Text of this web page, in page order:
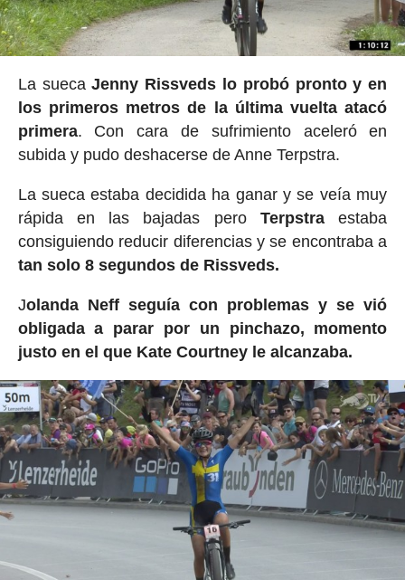
La suecaJenny Rissveds lo probó pronto y en
los primeros metros de la última vuelta atacó
primera. Con cara de sufrimiento aceleró en
subida y pudo deshacerse de Anne Terpstra.
La sueca estaba decidida ha ganar y se veía muy
rápida en las bajadas peroTerpstra estaba
consiguiendo reducir diferencias y se encontraba a
tan solo 8 segundos de Rissveds.
Jolanda Neff seguía con problemas y se vió
obligada a parar por un pinchazo, momento
justo en el que Kate Courtney le alcanzaba.